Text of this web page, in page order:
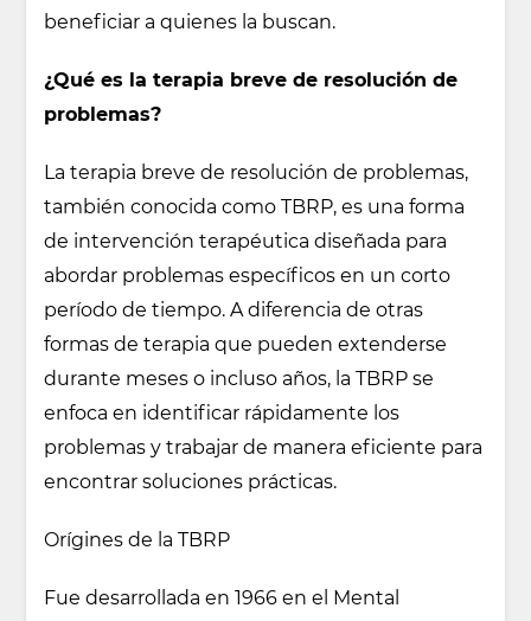
beneficiar a quienes la buscan.
¿Qué es la terapia breve de resolución de
problemas?
La terapia breve de resolución de problemas,
también conocida como TBRP, es una forma
de intervención terapéutica diseñada para
abordar problemas específicos en un corto
período de tiempo. A diferencia de otras
formas de terapia que pueden extenderse
durante meses o incluso años, la TBRP se
enfoca en identificar rápidamente los
problemas y trabajar de manera eficiente para
encontrar soluciones prácticas.
Orígines de la TBRP
Fue desarrollada en 1966 en el Mental